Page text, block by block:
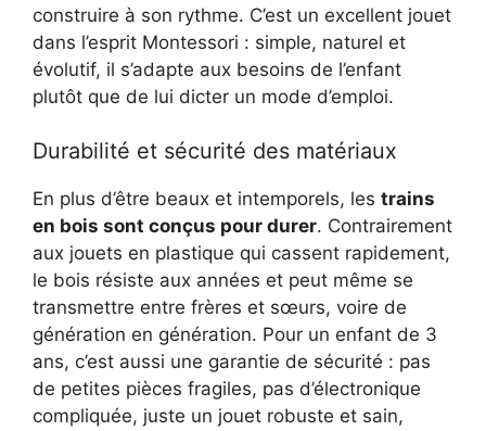
construire à son rythme. C’est un excellent jouet
dans l’esprit Montessori : simple, naturel et
évolutif, il s’adapte aux besoins de l’enfant
plutôt que de lui dicter un mode d’emploi.
Durabilité et sécurité des matériaux
En plus d’être beaux et intemporels, les trains
en bois sont conçus pour durer. Contrairement
aux jouets en plastique qui cassent rapidement,
le bois résiste aux années et peut même se
transmettre entre frères et sœurs, voire de
génération en génération. Pour un enfant de 3
ans, c’est aussi une garantie de sécurité : pas
de petites pièces fragiles, pas d’électronique
compliquée, juste un jouet robuste et sain,